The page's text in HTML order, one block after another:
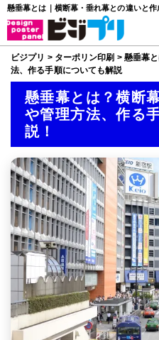
懸垂幕とは｜横断幕・垂れ幕との違いと
ビジプリ > ターポリン印刷 > 懸垂幕
法、作る手順についても解説
懸垂幕とは？横断
や管理方法、作る
説！